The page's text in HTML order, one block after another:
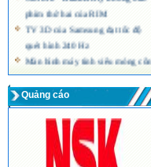
phím thứ hai của RIM
TV 3D của Samsung đạt tốc độ
quét hình 240 Hz
Màn hình máy tính siêu mỏng công
Quảng cáo